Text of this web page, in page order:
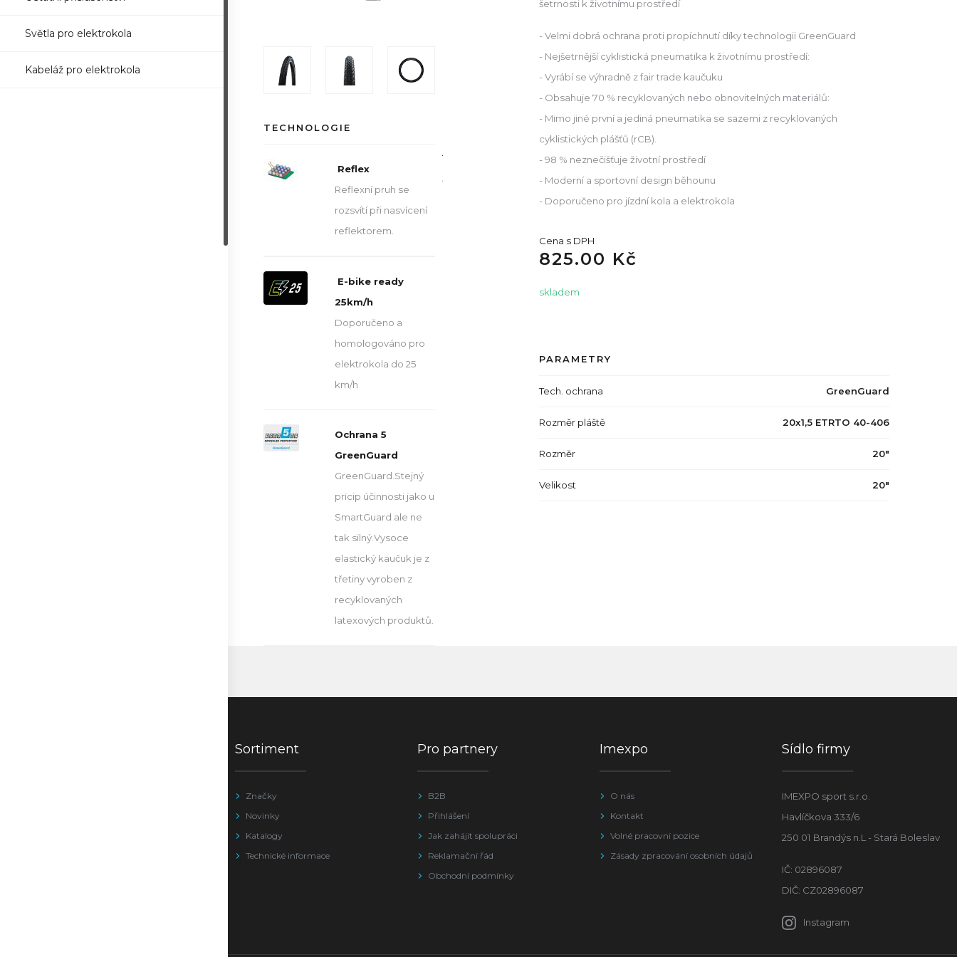
Světla pro elektrokola
Kabeláž pro elektrokola
šetrnosti k životnímu prostředí
- Velmi dobrá ochrana proti propíchnutí díky technologii GreenGuard
- Nejšetrnější cyklistická pneumatika k životnímu prostředí:
- Vyrábí se výhradně z fair trade kaučuku
- Obsahuje 70 % recyklovaných nebo obnovitelných materiálů:
- Mimo jiné první a jediná pneumatika se sazemi z recyklovaných
cyklistických plášťů (rCB).
- 98 % neznečišťuje životní prostředí
- Moderní a sportovní design běhounu
- Doporučeno pro jízdní kola a elektrokola
Cena s DPH
825.00 Kč
skladem
PARAMETRY
Tech. ochrana GreenGuard
Rozměr pláště 20x1,5 ETRTO 40-406
Rozměr 20"
Velikost 20"
TECHNOLOGIE
Reflex
Reflexní pruh se
rozsvítí při nasvícení
reflektorem.
E-bike ready
25km/h
Doporučeno a
homologováno pro
elektrokola do 25
km/h
Ochrana 5
GreenGuard
GreenGuard.Stejný
pricip účinnosti jako u
SmartGuard ale ne
tak silný.Vysoce
elastický kaučuk je z
třetiny vyroben z
recyklovaných
latexových produktů.
Addix
Sortiment
Značky
Novinky
Katalogy
Technické informace
Pro partnery
B2B
Přihlášení
Jak zahájit spolupráci
Reklamační řád
Obchodní podmínky
Imexpo
O nás
Kontakt
Volné pracovní pozice
Zásady zpracování osobních údajů
Sídlo firmy
IMEXPO sport s.r.o.
Havlíčkova 333/6
250 01 Brandýs n.L - Stará Boleslav
IČ: 02896087
DIČ: CZ02896087
Instagram